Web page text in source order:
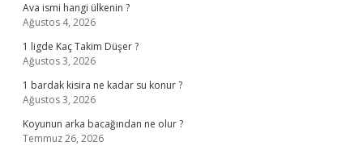
Ava ismi hangi ülkenin ?
Ağustos 4, 2026
1 ligde Kaç Takim Düşer ?
Ağustos 3, 2026
1 bardak kisira ne kadar su konur ?
Ağustos 3, 2026
Koyunun arka bacağından ne olur ?
Temmuz 26, 2026